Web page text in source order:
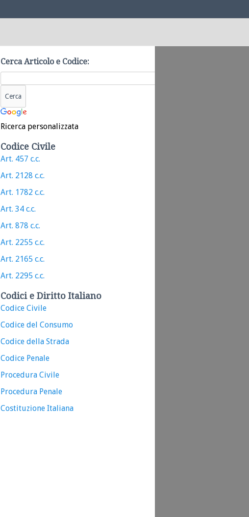
Cerca Articolo e Codice:
Ricerca personalizzata
Codice Civile
Art. 457 c.c.
Art. 2128 c.c.
Art. 1782 c.c.
Art. 34 c.c.
Art. 878 c.c.
Art. 2255 c.c.
Art. 2165 c.c.
Art. 2295 c.c.
Codici e Diritto Italiano
Codice Civile
Codice del Consumo
Codice della Strada
Codice Penale
Procedura Civile
Procedura Penale
Costituzione Italiana